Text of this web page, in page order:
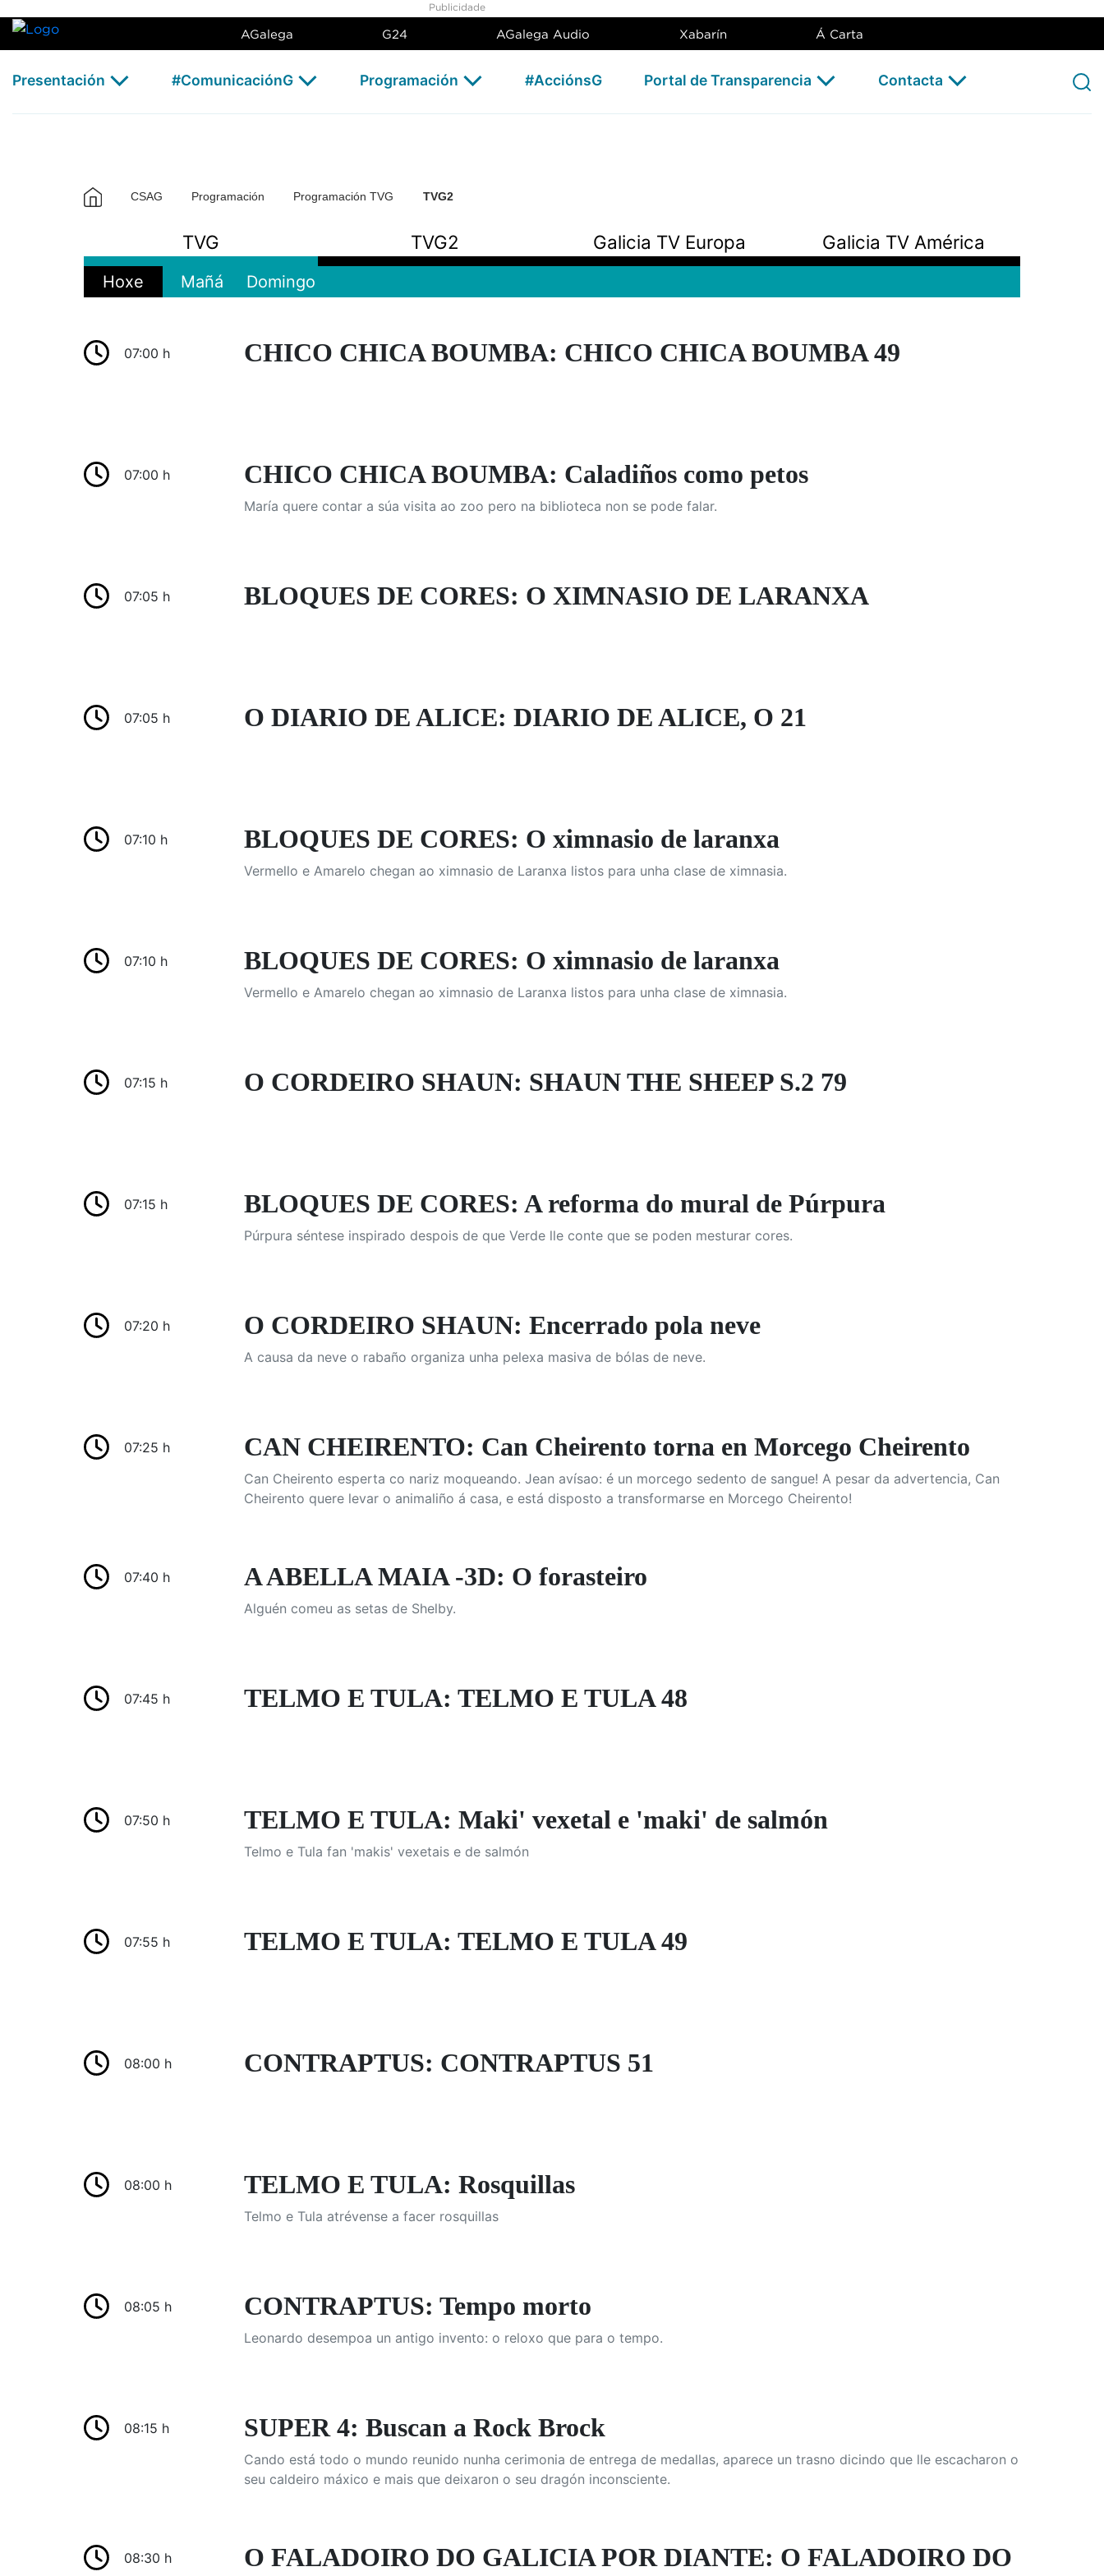
Skip to Main Content
TVG2 - CSAG Publicidade
AGalega G24 AGalega Audio Xabarín Á Carta
Presentación #ComunicaciónG Programación #AcciónsG Portal de Transparencia Contacta
CSAG Programación Programación TVG TVG2
TVG TVG2 Galicia TV Europa Galicia TV América
Hoxe Mañá Domingo
07:00 h CHICO CHICA BOUMBA: CHICO CHICA BOUMBA 49
07:00 h CHICO CHICA BOUMBA: Caladiños como petos
María quere contar a súa visita ao zoo pero na biblioteca non se pode falar.
07:05 h BLOQUES DE CORES: O XIMNASIO DE LARANXA
07:05 h O DIARIO DE ALICE: DIARIO DE ALICE, O 21
07:10 h BLOQUES DE CORES: O ximnasio de laranxa
Vermello e Amarelo chegan ao ximnasio de Laranxa listos para unha clase de ximnasia.
07:10 h BLOQUES DE CORES: O ximnasio de laranxa
Vermello e Amarelo chegan ao ximnasio de Laranxa listos para unha clase de ximnasia.
07:15 h O CORDEIRO SHAUN: SHAUN THE SHEEP S.2 79
07:15 h BLOQUES DE CORES: A reforma do mural de Púrpura
Púrpura séntese inspirado despois de que Verde lle conte que se poden mesturar cores.
07:20 h O CORDEIRO SHAUN: Encerrado pola neve
A causa da neve o rabaño organiza unha pelexa masiva de bólas de neve.
07:25 h CAN CHEIRENTO: Can Cheirento torna en Morcego Cheirento
Can Cheirento esperta co nariz moqueando. Jean avísao: é un morcego sedento de sangue! A pesar da advertencia, Can
Cheirento quere levar o animaliño á casa, e está disposto a transformarse en Morcego Cheirento!
07:40 h A ABELLA MAIA -3D: O forasteiro
Alguén comeu as setas de Shelby.
07:45 h TELMO E TULA: TELMO E TULA 48
07:50 h TELMO E TULA: Maki' vexetal e 'maki' de salmón
Telmo e Tula fan 'makis' vexetais e de salmón
07:55 h TELMO E TULA: TELMO E TULA 49
08:00 h CONTRAPTUS: CONTRAPTUS 51
08:00 h TELMO E TULA: Rosquillas
Telmo e Tula atrévense a facer rosquillas
08:05 h CONTRAPTUS: Tempo morto
Leonardo desempoa un antigo invento: o reloxo que para o tempo.
08:15 h SUPER 4: Buscan a Rock Brock
Cando está todo o mundo reunido nunha cerimonia de entrega de medallas, aparece un trasno dicindo que lle escacharon o
seu caldeiro máxico e mais que deixaron o seu dragón inconsciente.
08:30 h
O FALADOIRO DO GALICIA POR DIANTE: O FALADOIRO DO